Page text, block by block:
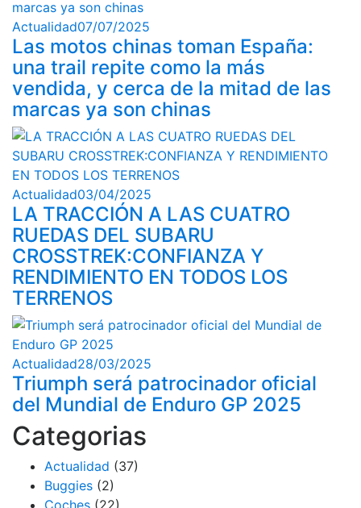
Actualidad07/07/2025
Las motos chinas toman España:
una trail repite como la más
vendida, y cerca de la mitad de las
marcas ya son chinas
Actualidad03/04/2025
LA TRACCIÓN A LAS CUATRO
RUEDAS DEL SUBARU
CROSSTREK:CONFIANZA Y
RENDIMIENTO EN TODOS LOS
TERRENOS
Actualidad28/03/2025
Triumph será patrocinador oficial
del Mundial de Enduro GP 2025
Categorias
Actualidad (37)
Buggies (2)